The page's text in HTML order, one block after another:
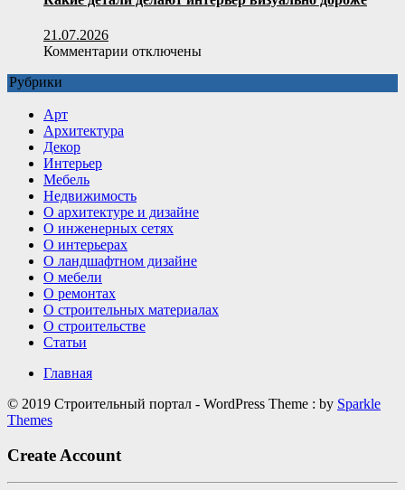
свойства
применения
21.07.2026
Комментарии котключены
Рубрики
Арт
Архитектура
Декор
Интерьер
Мебель
Недвижимость
О архитектуре и дизайне
О инженерных сетях
О интерьерах
О ландшафтном дизайне
О мебели
О ремонтах
О строительных материалах
О строительстве
Статьи
Главная
© 2019 Строительный портал - WordPress Theme : by Sparkle
Themes
Create Account